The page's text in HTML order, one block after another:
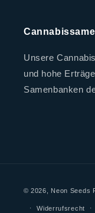
Unsere
und hohe
Samenbanken
© 2026, Neon Seeds
Widerrufsrecht